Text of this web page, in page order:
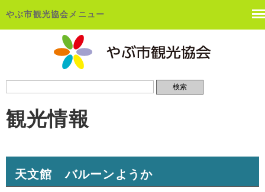
やぶ市観光協会メニュー
観光情報
天文館 バルーンようか